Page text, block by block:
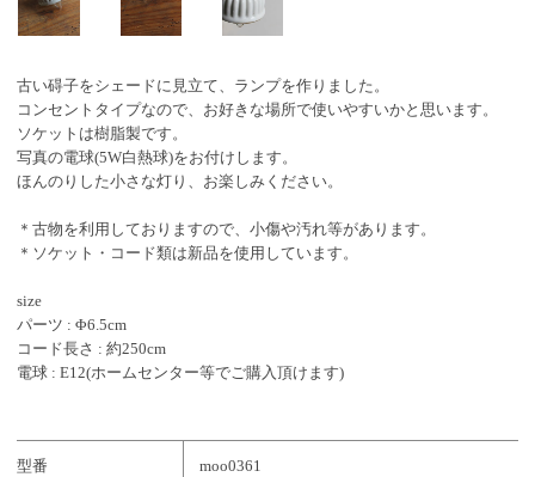
古い碍子をシェードに見立て、ランプを作りました。
コンセントタイプなので、お好きな場所で使いやすいかと思います。
ソケットは樹脂製です。
写真の電球(5W白熱球)をお付けします。
ほんのりした小さな灯り、お楽しみください。
＊古物を利用しておりますので、小傷や汚れ等があります。
＊ソケット・コード類は新品を使用しています。
size
パーツ : Φ6.5cm
コード長さ : 約250cm
電球 : E12(ホームセンター等でご購入頂けます)
型番 moo0361